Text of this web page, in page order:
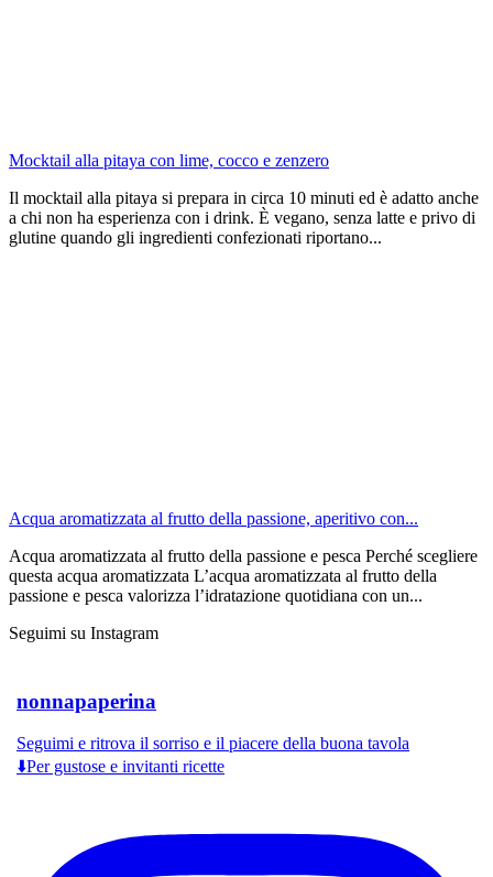
Mocktail alla pitaya con lime, cocco e zenzero
Il mocktail alla pitaya si prepara in circa 10 minuti ed è adatto anche
a chi non ha esperienza con i drink. È vegano, senza latte e privo di
glutine quando gli ingredienti confezionati riportano...
Acqua aromatizzata al frutto della passione, aperitivo con...
Acqua aromatizzata al frutto della passione e pesca Perché scegliere
questa acqua aromatizzata L’acqua aromatizzata al frutto della
passione e pesca valorizza l’idratazione quotidiana con un...
Seguimi su Instagram
nonnapaperina
Seguimi e ritrova il sorriso e il piacere della buona tavola
⬇️Per gustose e invitanti ricette